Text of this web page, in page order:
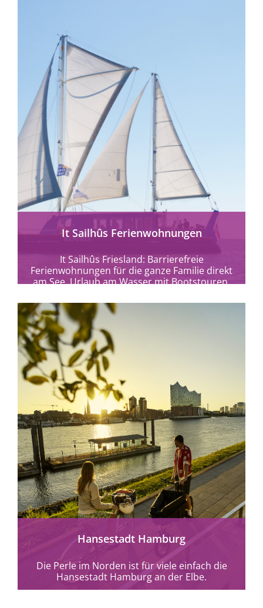
mehr erfahren
It Sailhûs Ferienwohnungen
It Sailhûs Friesland: Barrierefreie
Ferienwohnungen für die ganze Familie direkt
am See. Urlaub am Wasser mit Bootstouren,
mehr erfahren
Hansestadt Hamburg
Die Perle im Norden ist für viele einfach die
Hansestadt Hamburg an der Elbe.